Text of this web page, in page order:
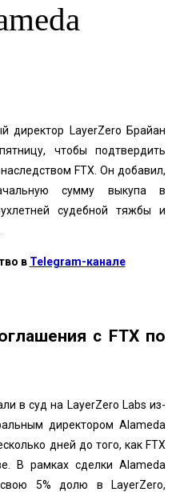
директор LayerZero Брайан
чтобы подтвердить
FTX. Он добавил,
сумму выкупа в
судебной тяжбы и
в Telegram-канале
с FTX по
в суд на LayerZero Labs из-
директором Alameda
дней до того, как FTX
В рамках сделки Alameda
свою 5% долю в LayerZero,